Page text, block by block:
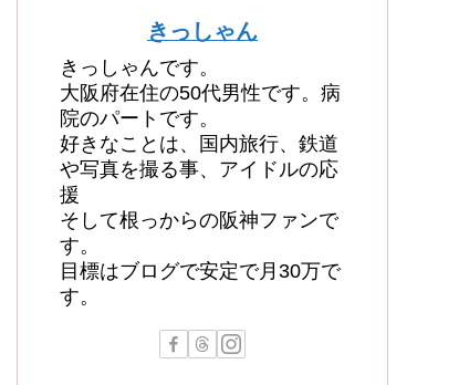
きっしゃん
きっしゃんです。
大阪府在住の50代男性です。病
院のパートです。
好きなことは、国内旅行、鉄道
や写真を撮る事、アイドルの応
援
そして根っからの阪神ファンで
す。
目標はブログで安定で月30万で
す。